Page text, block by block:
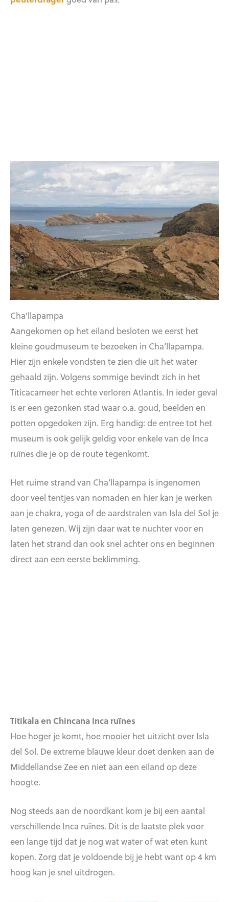
Cha’llapampa
Aangekomen op het eiland besloten we eerst het
kleine goudmuseum te bezoeken in Cha’llapampa.
Hier zijn enkele vondsten te zien die uit het water
gehaald zijn. Volgens sommige bevindt zich in het
Titicacameer het echte verloren Atlantis. In ieder geval
is er een gezonken stad waar o.a. goud, beelden en
potten opgedoken zijn. Erg handig: de entree tot het
museum is ook gelijk geldig voor enkele van de Inca
ruïnes die je op de route tegenkomt.
Het ruime strand van Cha’llapampa is ingenomen
door veel tentjes van nomaden en hier kan je werken
aan je chakra, yoga of de aardstralen van Isla del Sol je
laten genezen. Wij zijn daar wat te nuchter voor en
laten het strand dan ook snel achter ons en beginnen
direct aan een eerste beklimming.
Titikala en Chincana Inca ruïnes
Hoe hoger je komt, hoe mooier het uitzicht over Isla
del Sol. De extreme blauwe kleur doet denken aan de
Middellandse Zee en niet aan een eiland op deze
hoogte.
Nog steeds aan de noordkant kom je bij een aantal
verschillende Inca ruïnes. Dit is de laatste plek voor
een lange tijd dat je nog wat water of wat eten kunt
kopen. Zorg dat je voldoende bij je hebt want op 4 km
hoog kan je snel uitdrogen.